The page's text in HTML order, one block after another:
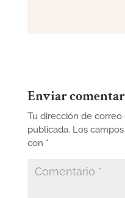
Enviar
Tu dirección de
publicada. Los
con *